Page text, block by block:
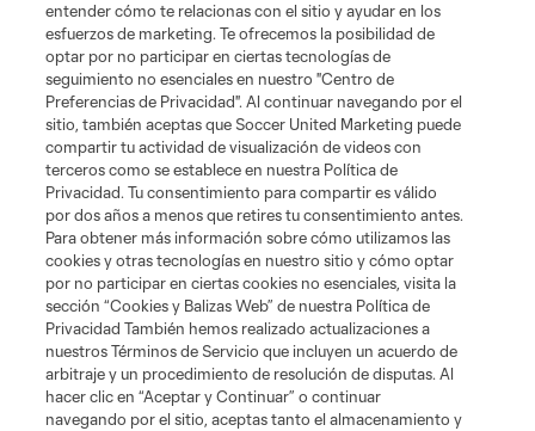
Términos de servicio
Política de privacidad
No vender ni compartir mi información personal
Cookies Settings
©2026 Soccer United Marketing, LLC. El nombre y el logotipo de Leagues
Cup son marcas registradas. Cualquier uso no autorizado está prohibido.
entender cómo te relacionas con el sitio y ayudar en los
esfuerzos de marketing. Te ofrecemos la posibilidad de
optar por no participar en ciertas tecnologías de
seguimiento no esenciales en nuestro "Centro de
Preferencias de Privacidad". Al continuar navegando por el
sitio, también aceptas que Soccer United Marketing puede
compartir tu actividad de visualización de videos con
terceros como se establece en nuestra Política de
Privacidad. Tu consentimiento para compartir es válido
por dos años a menos que retires tu consentimiento antes.
Para obtener más información sobre cómo utilizamos las
cookies y otras tecnologías en nuestro sitio y cómo optar
por no participar en ciertas cookies no esenciales, visita la
sección “Cookies y Balizas Web” de nuestra Política de
Privacidad También hemos realizado actualizaciones a
nuestros Términos de Servicio que incluyen un acuerdo de
arbitraje y un procedimiento de resolución de disputas. Al
hacer clic en “Aceptar y Continuar” o continuar
navegando por el sitio, aceptas tanto el almacenamiento y